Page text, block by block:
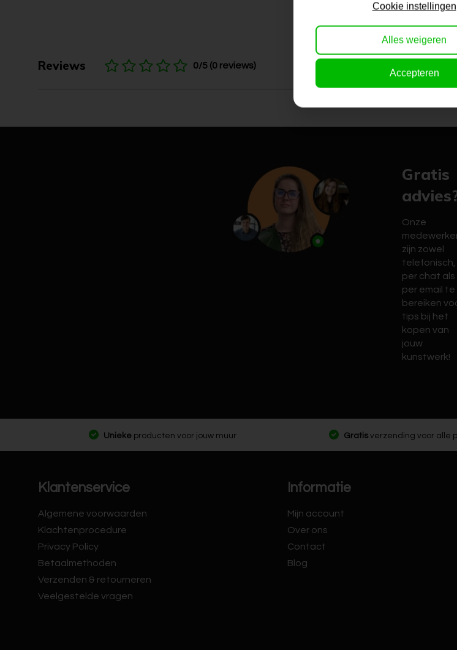
Reviews 0/5 (0 reviews)
Gratis
Onze
zijn zowel
telefonisch,
per chat als
per email te
bereiken
tips bij het
kopen van
jouw
kunstwerk!
Unieke producten voor jouw muur Gratis verzending voor alle
Klantenservice
Algemene voorwaarden
Klachtenprocedure
Privacy Policy
Betaalmethoden
Verzenden & retourneren
Veelgestelde vragen
Informatie
Mijn account
Over ons
Contact
Blog
Cookie instellingen
Alles weigeren
Accepteren